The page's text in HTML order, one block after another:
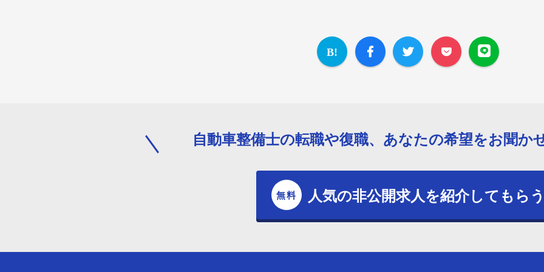
自動車整備士の転職や復職、あなたの希望をお聞か
人気の非公開求人を紹介してもらう